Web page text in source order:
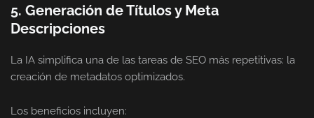
5. Generación de Títulos y Meta
Descripciones
La IA simplifica una de las tareas de SEO más repetitivas: la
creación de metadatos optimizados.
Los beneficios incluyen: